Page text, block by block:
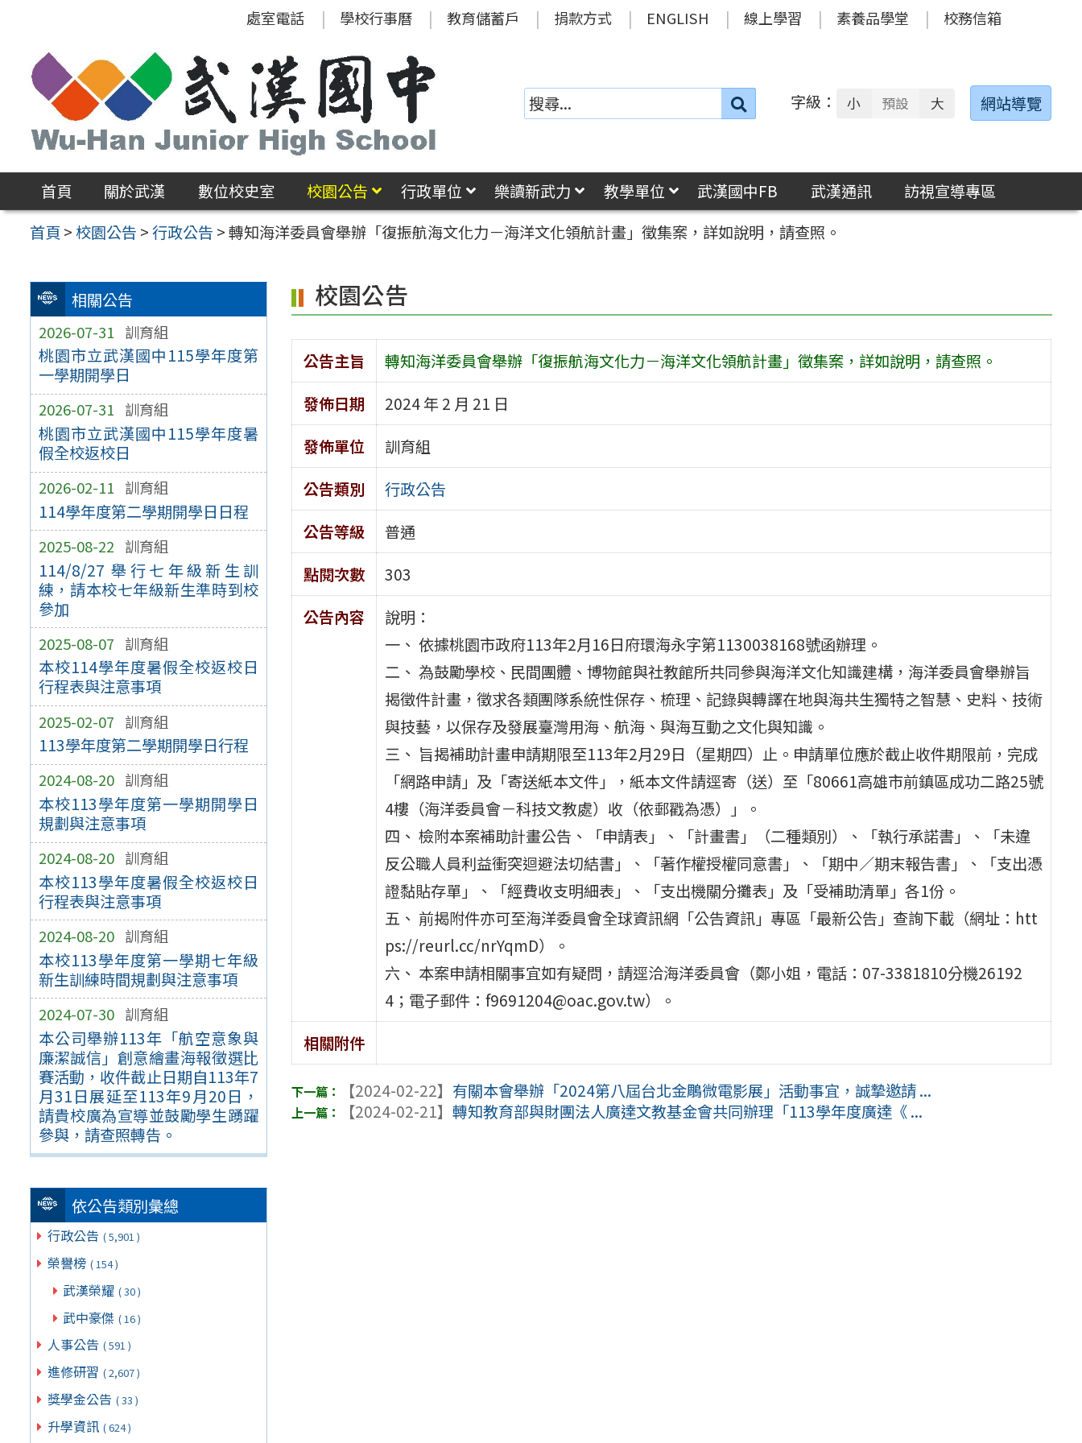
區
處室電話 學校行事曆 教育儲蓄戶 捐款方式 ENGLISH 線上學習 素養品學堂 校務信箱
搜
字級： 小 預設 大 網站導覽
首頁 關於武漢 數位校史室 校園公告 行政單位 樂讀新武力 教學單位 武漢國中FB 武漢通訊
訪視宣導專區
首頁 >校園公告 >行政公告 >轉知海洋委員會舉辦「復振航海文化力－海洋文化領航計畫」徵集案，詳如說明，請查照。
相關公告
2026-07-31 訓育組
桃園市立武漢國中115學年度第
一學期開學日
2026-07-31 訓育組
桃園市立武漢國中115學年度暑
假全校返校日
2026-02-11 訓育組
114學年度第二學期開學日日程
2025-08-22 訓育組
114/8/27 舉行七年級新生訓
練，請本校七年級新生準時到校
參加
2025-08-07 訓育組
本校114學年度暑假全校返校日
行程表與注意事項
2025-02-07 訓育組
113學年度第二學期開學日行程
2024-08-20 訓育組
本校113學年度第一學期開學日
規劃與注意事項
2024-08-20 訓育組
本校113學年度暑假全校返校日
行程表與注意事項
2024-08-20 訓育組
本校113學年度第一學期七年級
新生訓練時間規劃與注意事項
2024-07-30 訓育組
本公司舉辦113年「航空意象與
廉潔誠信」創意繪畫海報徵選比
賽活動，收件截止日期自113年7
月31日展延至113年9月20日，
請貴校廣為宣導並鼓勵學生踴躍
參與，請查照轉告。
依公告類別彙總
行政公告 ( 5,901 )
榮譽榜 ( 154 )
武漢榮耀 ( 30 )
武中豪傑 ( 16 )
人事公告 ( 591 )
進修研習 ( 2,607 )
獎學金公告 ( 33 )
升學資訊 ( 624 )
校園公告
公告主旨
轉知海洋委員會舉辦「復振航海文化力－海洋文化領航計畫」徵集案，詳如說明，請查照。
發佈日期
2024 年 2 月 21 日
發佈單位
訓育組
公告類別
行政公告
公告等級
普通
點閱次數
303
公告內容
說明：
一、 依據桃園市政府113年2月16日府環海永字第1130038168號函辦理。
二、 為鼓勵學校、民間團體、博物館與社教館所共同參與海洋文化知識建構，海洋委員會舉辦旨
揭徵件計畫，徵求各類團隊系統性保存、梳理、記錄與轉譯在地與海共生獨特之智慧、史料、技術
與技藝，以保存及發展臺灣用海、航海、與海互動之文化與知識。
三、 旨揭補助計畫申請期限至113年2月29日（星期四）止。申請單位應於截止收件期限前，完成
「網路申請」及「寄送紙本文件」，紙本文件請逕寄（送）至「80661高雄市前鎮區成功二路25號
4樓（海洋委員會－科技文教處）收（依郵戳為憑）」。
四、 檢附本案補助計畫公告、「申請表」、「計畫書」（二種類別）、「執行承諾書」、「未違
反公職人員利益衝突迴避法切結書」、「著作權授權同意書」、「期中／期末報告書」、「支出憑
證黏貼存單」、「經費收支明細表」、「支出機關分攤表」及「受補助清單」各1份。
五、 前揭附件亦可至海洋委員會全球資訊網「公告資訊」專區「最新公告」查詢下載（網址：htt
ps://reurl.cc/nrYqmD）。
六、 本案申請相關事宜如有疑問，請逕洽海洋委員會（鄭小姐，電話：07-3381810分機26192
4；電子郵件：f9691204@oac.gov.tw）。
相關附件
【2024-02-22】 有關本會舉辦「2024第八屆台北金鵰微電影展」活動事宜，誠摯邀請 ...
【2024-02-21】轉知教育部與財團法人廣達文教基金會共同辦理「113學年度廣達《 ...